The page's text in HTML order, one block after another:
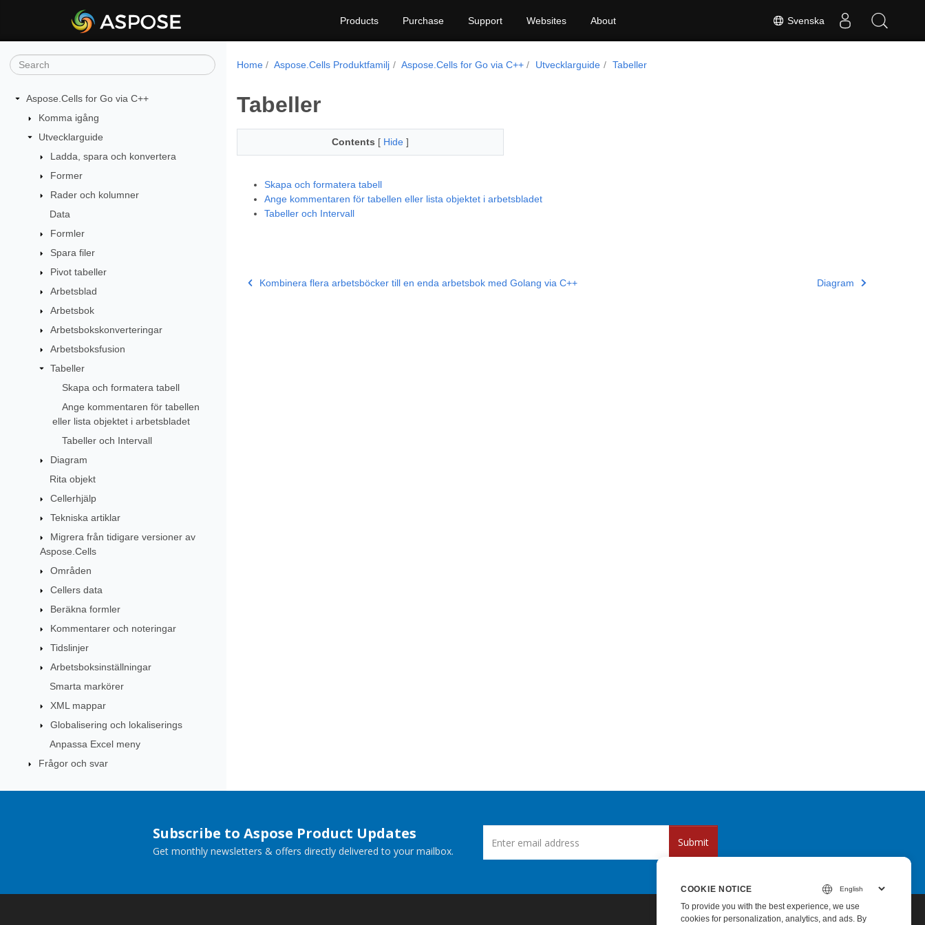
Svenska
Products Purchase Support Websites About
Aspose.Cells for Go via C++
Komma igång
Utvecklarguide
Ladda, spara och konvertera
Former
Rader och kolumner
Data
Formler
Spara filer
Pivot tabeller
Arbetsblad
Arbetsbok
Arbetsbokskonverteringar
Arbetsboksfusion
Tabeller
Skapa och formatera tabell
Ange kommentaren för tabellen
eller lista objektet i arbetsbladet
Tabeller och Intervall
Diagram
Rita objekt
Cellerhjälp
Tekniska artiklar
Migrera från tidigare versioner av
Aspose.Cells
Områden
Cellers data
Beräkna formler
Kommentarer och noteringar
Tidslinjer
Arbetsboksinställningar
Smarta markörer
XML mappar
Globalisering och lokaliserings
Anpassa Excel meny
Frågor och svar
Home Aspose.Cells Produktfamilj Aspose.Cells for Go via C++ Utvecklarguide Tabeller
Tabeller
Contents [ Hide ]
Skapa och formatera tabell
Ange kommentaren för tabellen eller lista objektet i arbetsbladet
Tabeller och Intervall
Kombinera flera arbetsböcker till en enda arbetsbok med Golang via C++ Diagram
Subscribe to Aspose Product Updates
Get monthly newsletters & offers directly delivered to your mailbox.
Submit
COOKIE NOTICE
To provide you with the best experience, we use
cookies for personalization, analytics, and ads. By